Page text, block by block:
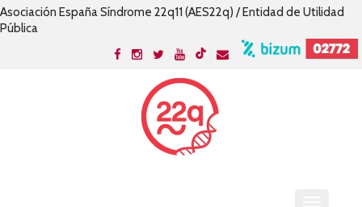
Asociación España Síndrome 22q11 (AES22q) / Entidad de Utilidad
Pública